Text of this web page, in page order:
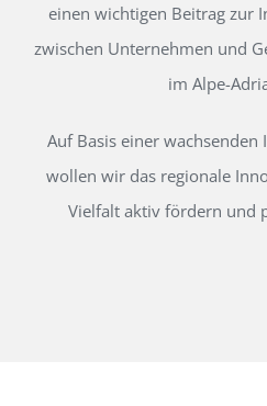
einen wichtigen Beitrag zur
zwischen Unternehmen und
im Alpe-
Auf Basis einer
wollen wir das regionale
Vielfalt aktiv fördern und